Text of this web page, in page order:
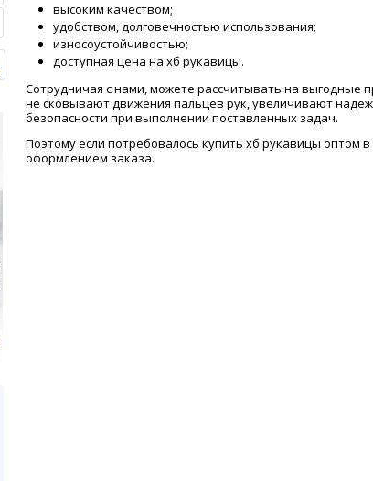
высоким качеством;
удобством, долговечностью использования;
износоустойчивостью;
доступная цена на хб рукавицы.
Сотрудничая с нами, можете рассчитывать на выгодные
не сковывают движения пальцев рук, увеличивают
безопасности при выполнении поставленных задач.
Поэтому если потребовалось купить хб рукавицы
оформлением заказа.